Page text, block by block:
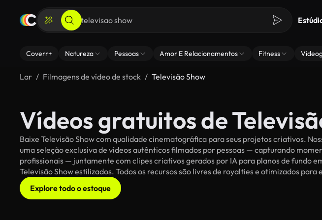
Coverr+ Natureza Pessoas Amor E Relacionamentos Fitness
Lar Filmagens de vídeo de stock Televisão Show
Vídeos gratuitos de
Baixe Televisão Show com qualidade cinematográfica para seus projetos criativos.
uma seleção exclusiva de vídeos autênticos filmados por pessoas — capturando
profissionais — juntamente com clipes criativos gerados por IA para planos de fundo
Televisão Show estilizados. Todos os recursos são livres de royalties e otimizados para
Explore todo o estoque